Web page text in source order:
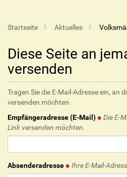
Startseite Aktuelles
Diese Seite an
versenden
Tragen Sie die E-Mail-Adresse ein, an
versenden möchten.
Empfängeradresse (E-Mail)
Die E-
Link versenden möchten.
Absenderadresse Ihre E-Mail-